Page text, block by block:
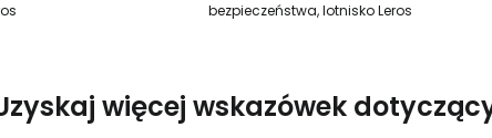
bezpieczeństwa, lotnisko Leros
więcej wskazówek